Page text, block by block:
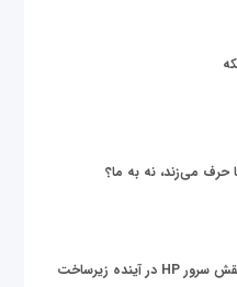
حرف می‌زند، نه به ما؟
زیر پوست دنیای داده؛ نقش سرور HP در آینده زیرساخت